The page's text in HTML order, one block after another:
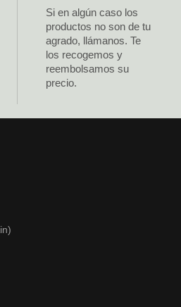
Si en algún caso los
productos no son de tu
agrado, llámanos. Te
los recogemos y
reembolsamos su
precio.